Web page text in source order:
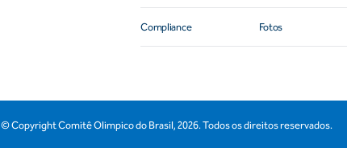
Compliance Fotos
© Copyright Comitê Olimpico do Brasil, 2026. Todos os direitos reservados.